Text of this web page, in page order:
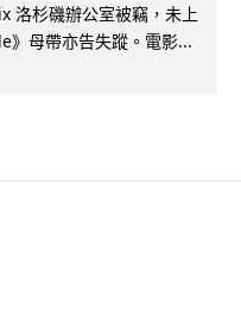
洛杉磯辦公室被竊，未上
母帶亦告失蹤。電影...